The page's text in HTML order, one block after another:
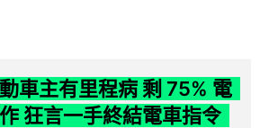
車主有里程病 剩 75% 電
狂言一手終結電車指令